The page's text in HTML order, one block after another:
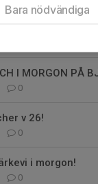
I MORGON PÅ
0
v 26!
0
i morgon!
0
Bara nödvändiga